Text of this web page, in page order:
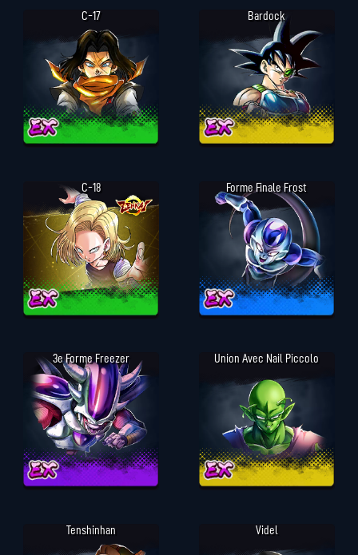
C-17 Bardock
C-18 Forme Finale Frost
3e Forme Freezer Union Avec Nail Piccolo
Tenshinhan Videl